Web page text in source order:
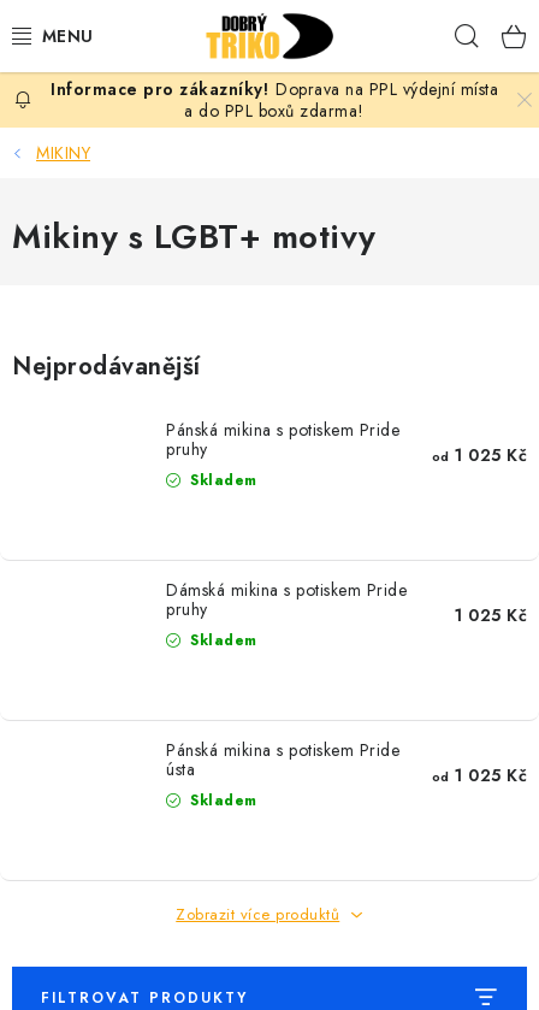
na
PRO ŽENY
PRO MUŽE
PRO DĚTI
PRO PÁRY
OKAMŽITĚ K ODBĚRU
MÁM SRDCE POMÁHÁM
Časté otázky
Doprava a platba
Zásady zpracování ochrany osobních údajů
Doprava na PPL výdejní místa
a do PPL boxů zdarma!
MIKINY
Mikiny s LGBT+ motivy
Nejprodávanější
Pánská mikina s potiskem Pride
pruhy
Skladem
od 1 025 Kč
Dámská mikina s potiskem Pride
pruhy
Skladem
1 025 Kč
Pánská mikina s potiskem Pride
ústa
Skladem
od 1 025 Kč
Zobrazit více produktů
FILTROVAT PRODUKTY